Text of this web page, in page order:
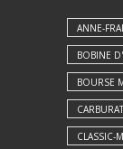
ANNE-
BOBINE
BOURSE
CLASSIC-